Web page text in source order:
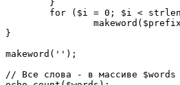
}
makeword('');
// Все слова - в массиве $words